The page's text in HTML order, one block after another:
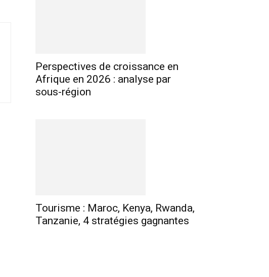
Perspectives de croissance en
Afrique en 2026 : analyse par
sous-région
Tourisme : Maroc, Kenya, Rwanda,
Tanzanie, 4 stratégies gagnantes